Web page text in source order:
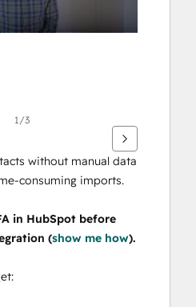
1/3
without manual data
consuming imports.
in HubSpot before
(show me how).